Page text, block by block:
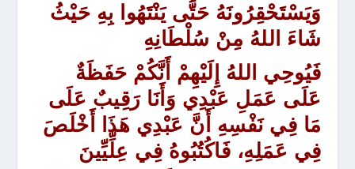
وَيَسْتَحْقِرُونَهُ حَتَّى يَنْتَهُوا بِهِ حَيْثُ
شَاءَ اللهُ مِنْ سُلْطَانِهِ
فَيُوحِي اللهُ إِلَيْهِمْ أَنَّكُمْ حَفَظَةٌ
عَلَى عَمَلِ عَبْدِي وَأَنَا رَقِيبٌ عَلَى
مَا فِي نَفْسِهِ أَنَّ عَبْدِي هَذَا أَخْلَصَ
فِي عَمَلِهِ، فَاكُتُبُوهُ فِي عِلِّيِّينَ